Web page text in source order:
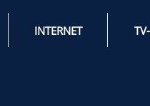
INTERNET